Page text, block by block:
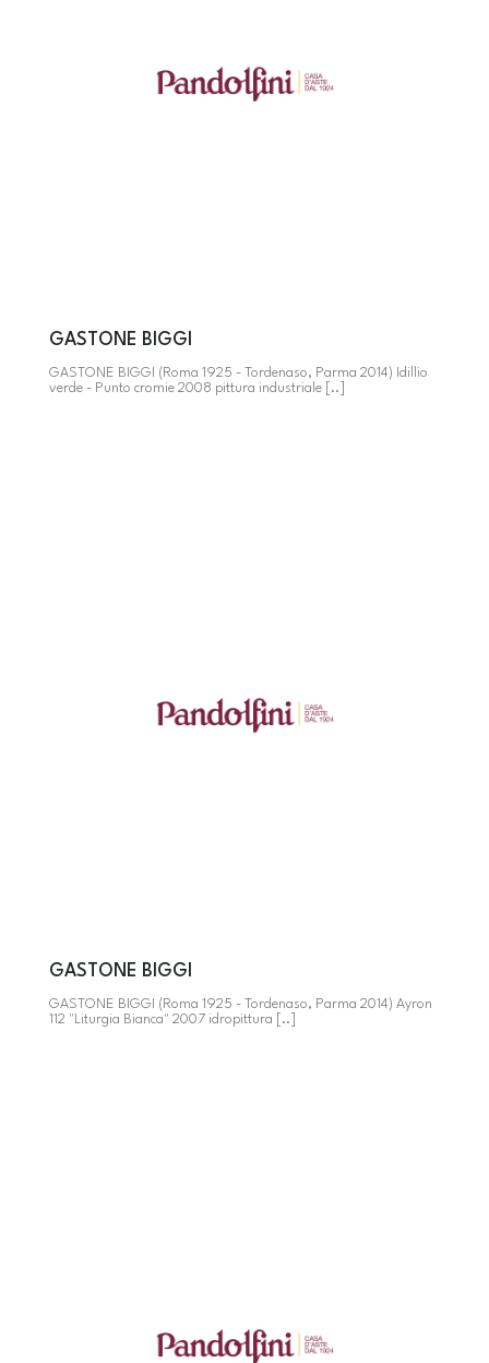
GASTONE BIGGI
GASTONE BIGGI (Roma 1925 - Tordenaso, Parma 2014) Idillio
verde - Punto cromie 2008 pittura industriale [..]
GASTONE BIGGI
GASTONE BIGGI (Roma 1925 - Tordenaso, Parma 2014) Ayron
112 "Liturgia Bianca" 2007 idropittura [..]